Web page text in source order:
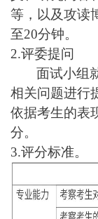
等，以及攻读
至20分钟。
2.评委提问
面试小组
相关问题进行
依据考生的表
分。
3.评分标准。